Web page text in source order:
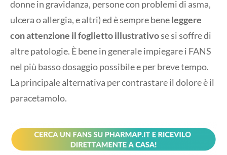
donne in gravidanza, persone con problemi di asma,
ulcera o allergia, e altri) ed è sempre beneleggere
con attenzione il foglietto illustrativose si soffre di
altre patologie. È bene in generale impiegare i FANS
nel più basso dosaggio possibile e per breve tempo.
La principale alternativa per contrastare il dolore è il
paracetamolo.